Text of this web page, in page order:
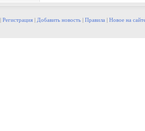
| Регистрация | Добавить новость | Правила | Новое на